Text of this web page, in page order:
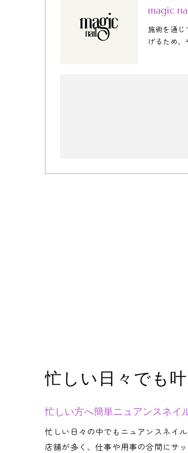
magic
施術を通じ
げるため、
忙しい日々でも
忙しい方へ簡単ニュアンスネイ
忙しい日々の中でもニュアンスネイ
店舗が多く、仕事や用事の合間にサ